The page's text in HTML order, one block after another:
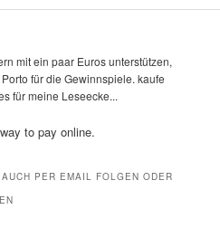
mit ein paar Euros unterstützen,
für die Gewinnspiele. kaufe
für meine Leseecke...
PER EMAIL FOLGEN ODER